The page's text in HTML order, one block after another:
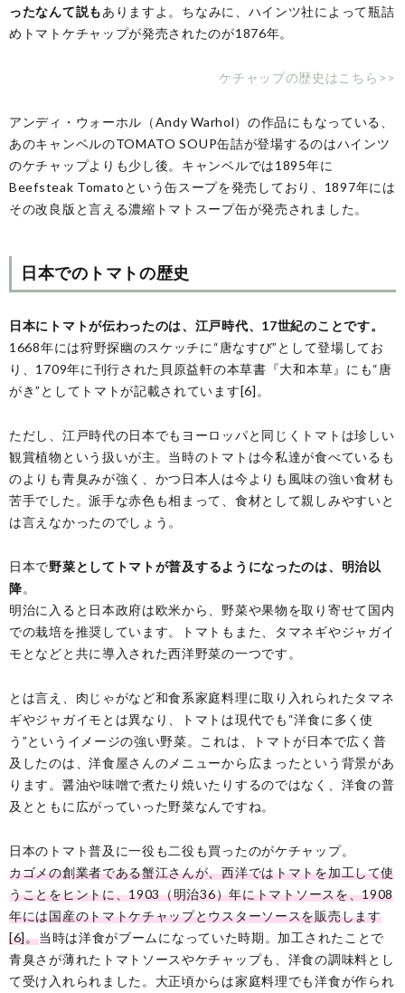
ったなんて説もありますよ。ちなみに、ハインツ社によって瓶詰
めトマトケチャップが発売されたのが1876年。
ケチャップの歴史はこちら>>
アンディ・ウォーホル（Andy Warhol）の作品にもなっている、
あのキャンベルのTOMATO SOUP缶詰が登場するのはハインツ
のケチャップよりも少し後。キャンベルでは1895年に
Beefsteak Tomatoという缶スープを発売しており、1897年には
その改良版と言える濃縮トマトスープ缶が発売されました。
日本でのトマトの歴史
日本にトマトが伝わったのは、江戸時代、17世紀のことです。
1668年には狩野探幽のスケッチに“唐なすび”として登場してお
り、1709年に刊行された貝原益軒の本草書『大和本草』にも“唐
がき”としてトマトが記載されています[6]。
ただし、江戸時代の日本でもヨーロッパと同じくトマトは珍しい
観賞植物という扱いが主。当時のトマトは今私達が食べているも
のよりも青臭みが強く、かつ日本人は今よりも風味の強い食材も
苦手でした。派手な赤色も相まって、食材として親しみやすいと
は言えなかったのでしょう。
日本で野菜としてトマトが普及するようになったのは、明治以
降。
明治に入ると日本政府は欧米から、野菜や果物を取り寄せて国内
での栽培を推奨しています。トマトもまた、タマネギやジャガイ
モとなどと共に導入された西洋野菜の一つです。
とは言え、肉じゃがなど和食系家庭料理に取り入れられたタマネ
ギやジャガイモとは異なり、トマトは現代でも“洋食に多く使
う”というイメージの強い野菜。これは、トマトが日本で広く普
及したのは、洋食屋さんのメニューから広まったという背景があ
ります。醤油や味噌で煮たり焼いたりするのではなく、洋食の普
及とともに広がっていった野菜なんですね。
日本のトマト普及に一役も二役も買ったのがケチャップ。
カゴメの創業者である蟹江さんが、西洋ではトマトを加工して使
うことをヒントに、1903（明治36）年にトマトソースを、1908
年には国産のトマトケチャップとウスターソースを販売します
[6]。当時は洋食がブームになっていた時期。加工されたことで
青臭さが薄れたトマトソースやケチャップも、洋食の調味料とし
て受け入れられました。大正頃からは家庭料理でも洋食が作られ